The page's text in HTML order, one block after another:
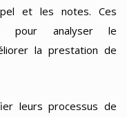
et les notes. Ces
pour analyser le
la prestation de
leurs processus de